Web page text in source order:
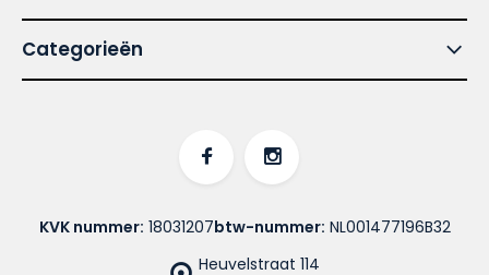
Categorieën
Heuvelstraat 114
KVK nummer: 18031207btw-nummer: NL001477196B32